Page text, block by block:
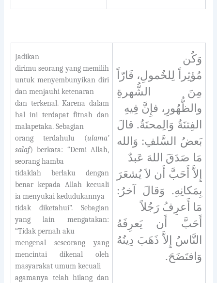
Jadikan
dirimu seorang yang memilih
untuk menyembunyikan diri
dan menjauhi ketenaran
dan terkenal. Karena dalam
hal ini terdapat fitnah dan
malapetaka. Sebagian
orang terdahulu (ulama’
salaf) berkata: “Demi Allah,
seorang hamba
tidaklah berlaku dengan
benar kepada Allah kecuali
ia menyukai kedudukannya
tidak diketahui”.Sebagian
yang lain mengatakan:
“Tidak pernah aku
mengenal seseorang yang
mencintai dikenal oleh
masyarakat umum kecuali
agamanya telah hilang dan
وَكُن
مُؤثِراً لِلخُمولِ، فَارّاً
مِنَ الشُّهرةِ
والظُّهُورِ، فإِنَّ فِيهِ
الفِتنَةُ وَالِمحنَةُ. قالَ
بَعضُ السَّلفِ: وَالله
مَا صَدَقَ اللهَ عَبدٌ
إِلاَّ أَحَبَّ أَن لاَ يُشعَرَ
بِمَكانِهِ. وَقالَ آخرُ:
مَا أَعرِفُ رَجُلاً
أَحَبَّ أَن يَعرِفَهُ
النَّاسُ إِلاَّ ذَهَبَ دِينُهُ
وَافتَضَحَ.